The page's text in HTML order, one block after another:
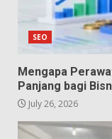
SEO
Mengapa
Panjang bagi
July 26, 2026